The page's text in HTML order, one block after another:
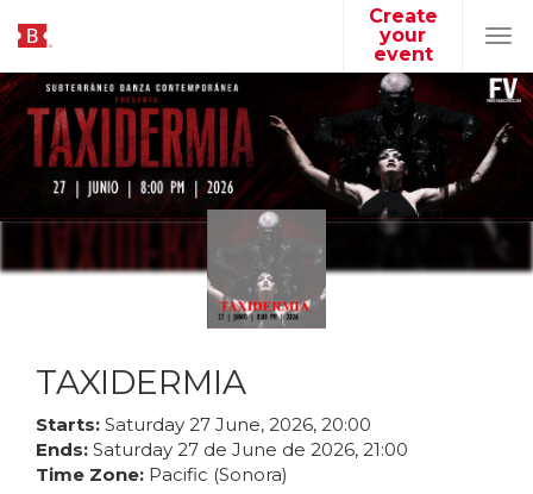
Create
your
event
TAXIDERMIA
Starts: Saturday 27 June, 2026, 20:00
Ends: Saturday 27 de June de 2026, 21:00
Time Zone: Pacific (Sonora)